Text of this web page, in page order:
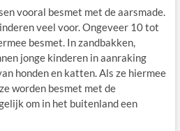
vooral besmet met de aarsmade.
veel voor. Ongeveer 10 tot
besmet. In zandbakken,
jonge kinderen in aanraking
honden en katten. Als ze hiermee
worden besmet met de
om in het buitenland een